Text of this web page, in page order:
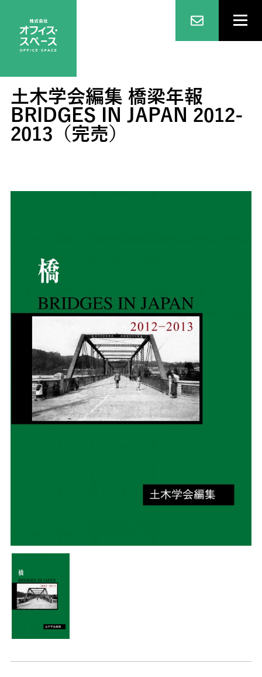
土木学会編集 橋梁年報
BRIDGES IN JAPAN 2012-
2013（完売）